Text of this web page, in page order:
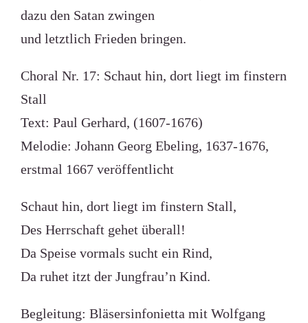
dazu den Satan zwingen
und letztlich Frieden bringen.
Choral Nr. 17: Schaut hin, dort liegt im finstern
Stall
Text: Paul Gerhard, (1607-1676)
Melodie: Johann Georg Ebeling, 1637-1676,
erstmal 1667 veröffentlicht
Schaut hin, dort liegt im finstern Stall,
Des Herrschaft gehet überall!
Da Speise vormals sucht ein Rind,
Da ruhet itzt der Jungfrau’n Kind.
Begleitung: Bläsersinfonietta mit Wolfgang